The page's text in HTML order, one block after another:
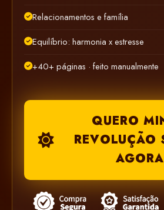
Relacionamentos e família
Equilíbrio: harmonia x estresse
+40+ páginas · feito manualmente
QUERO
REVOLUÇÃO
AGORA